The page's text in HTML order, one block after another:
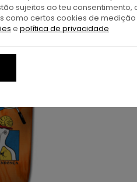
sujeitos ao teu
como certos cookies de
e política de privacidade